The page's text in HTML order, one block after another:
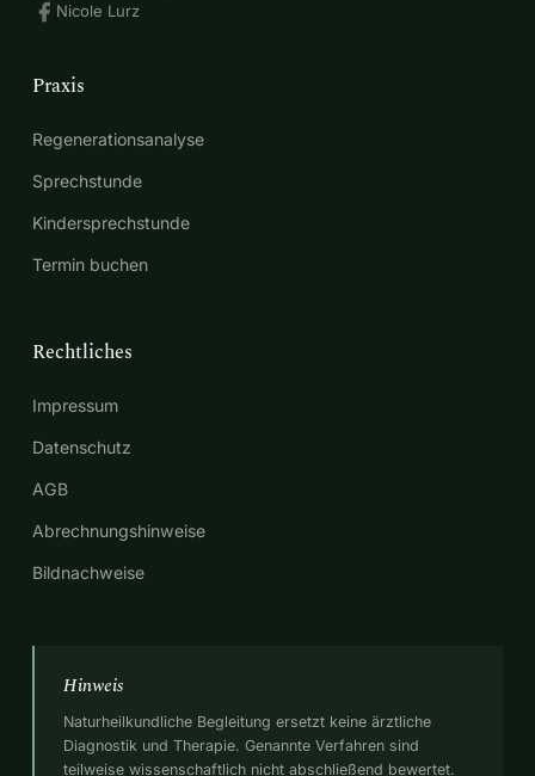
Nicole Lurz
Praxis
Regenerationsanalyse
Sprechstunde
Kindersprechstunde
Termin buchen
Rechtliches
Impressum
Datenschutz
AGB
Abrechnungshinweise
Bildnachweise
Hinweis
Naturheilkundliche Begleitung ersetzt keine ärztliche
Diagnostik und Therapie. Genannte Verfahren sind
teilweise wissenschaftlich nicht abschließend bewertet.